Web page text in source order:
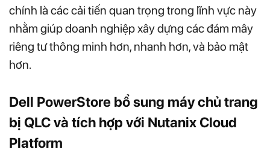
chính là các cải tiến quan trọng trong lĩnh vực này
nhằm giúp doanh nghiệp xây dựng các đám mây
riêng tư thông minh hơn, nhanh hơn, và bảo mật
hơn.
Dell PowerStore bổ sung máy chủ trang
bị QLC và tích hợp với Nutanix Cloud
Platform